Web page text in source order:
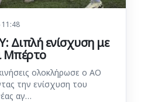
Διπλή ενίσχυση με
Μπέρτο
ολοκλήρωσε ο ΑΟ
την ενίσχυση του
αγ…